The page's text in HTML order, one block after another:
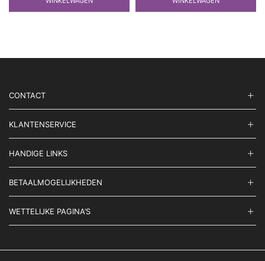
CONTACT
KLANTENSERVICE
HANDIGE LINKS
BETAALMOGELIJKHEDEN
WETTELIJKE PAGINA’S